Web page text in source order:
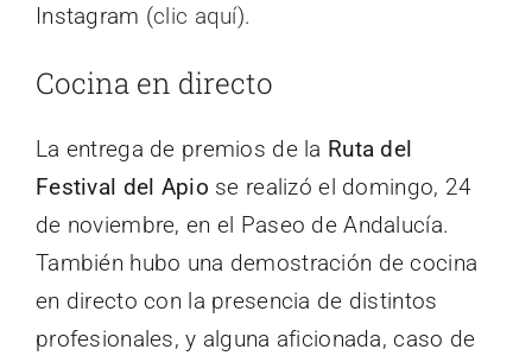
Instagram (clic aquí).
Cocina en directo
La entrega de premios de la Ruta del
Festival del Apio se realizó el domingo, 24
de noviembre, en el Paseo de Andalucía.
También hubo una demostración de cocina
en directo con la presencia de distintos
profesionales, y alguna aficionada, caso de